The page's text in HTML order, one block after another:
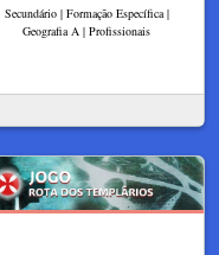
Secundário | Formação Específica |
Geografia A | Profissionais